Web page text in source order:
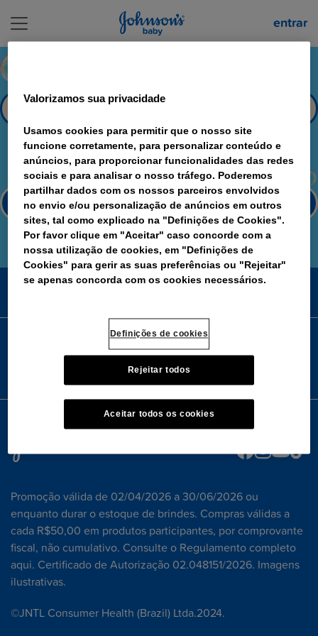
entrar
E-mail já cadastrado
Entrar na minha conta
Esqueci minha senha
promocaojohnsonsbaby@batux.net.br
Redes sociais:
Promoção válida de 02/04/2026 a 30/06/2026 ou
enquanto durar o estoque de brindes. Compras válidas a
cada R$50,00 em produtos participantes, por comprovante
fiscal, não cumulativo. Consulte o Regulamento completo
aqui. Certificado de Autorização 02.048151/2026. Imagens
ilustrativas.
©JNTL Consumer Health (Brazil) Ltda.2024.
Valorizamos sua privacidade
Usamos cookies para permitir que o nosso site
funcione corretamente, para personalizar conteúdo e
anúncios, para proporcionar funcionalidades das redes
sociais e para analisar o nosso tráfego. Poderemos
partilhar dados com os nossos parceiros envolvidos
no envio e/ou personalização de anúncios em outros
sites, tal como explicado na "Definições de Cookies".
Por favor clique em "Aceitar" caso concorde com a
nossa utilização de cookies, em "Definições de
Cookies" para gerir as suas preferências ou "Rejeitar"
se apenas concorda com os cookies necessários.
Definições de cookies
Rejeitar todos
Aceitar todos os cookies